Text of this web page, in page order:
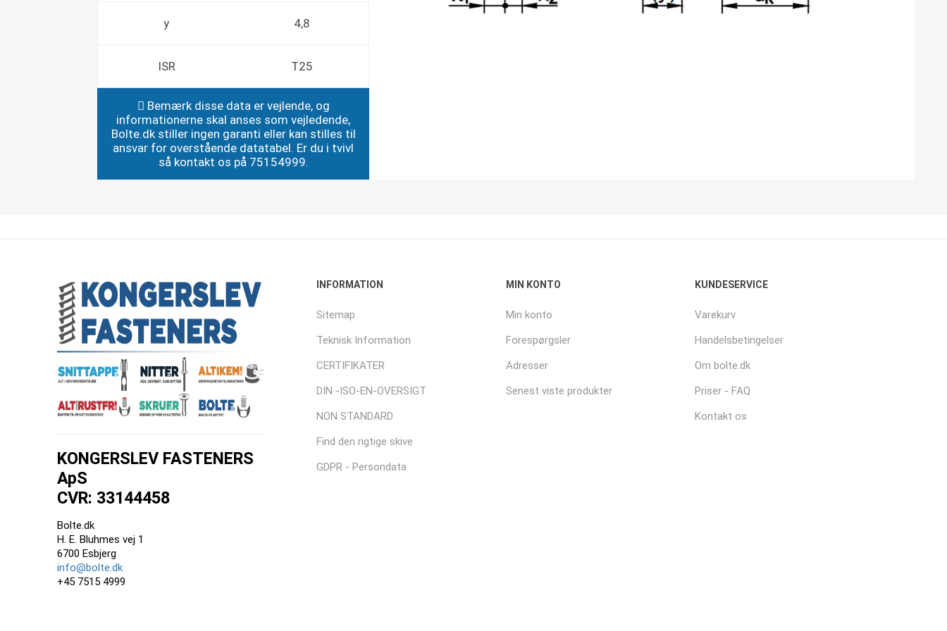
y 4,8
ISR T25
Bemærk disse data er vejlende, og
informationerne skal anses som vejledende,
Bolte.dk stiller ingen garanti eller kan stilles til
ansvar for overstående datatabel. Er du i tvivl
så kontakt os på 75154999.
KONGERSLEV FASTENERS
ApS
CVR: 33144458
Bolte.dk
H. E. Bluhmes vej 1
6700 Esbjerg
info@bolte.dk
+45 7515 4999
INFORMATION
Sitemap
Teknisk Information
CERTIFIKATER
DIN -ISO-EN-OVERSIGT
NON STANDARD
Find den rigtige skive
GDPR - Persondata
MIN KONTO
Min konto
Forespørgsler
Adresser
Senest viste produkter
KUNDESERVICE
Varekurv
Handelsbetingelser
Om bolte.dk
Priser - FAQ
Kontakt os